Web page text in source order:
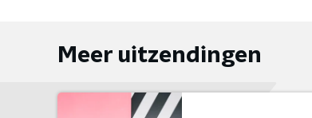
Meer uitzendingen